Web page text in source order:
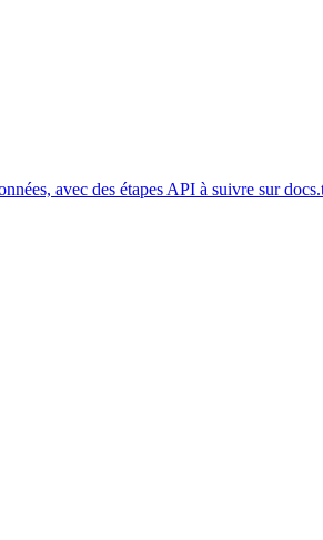
avec des étapes API à suivre sur